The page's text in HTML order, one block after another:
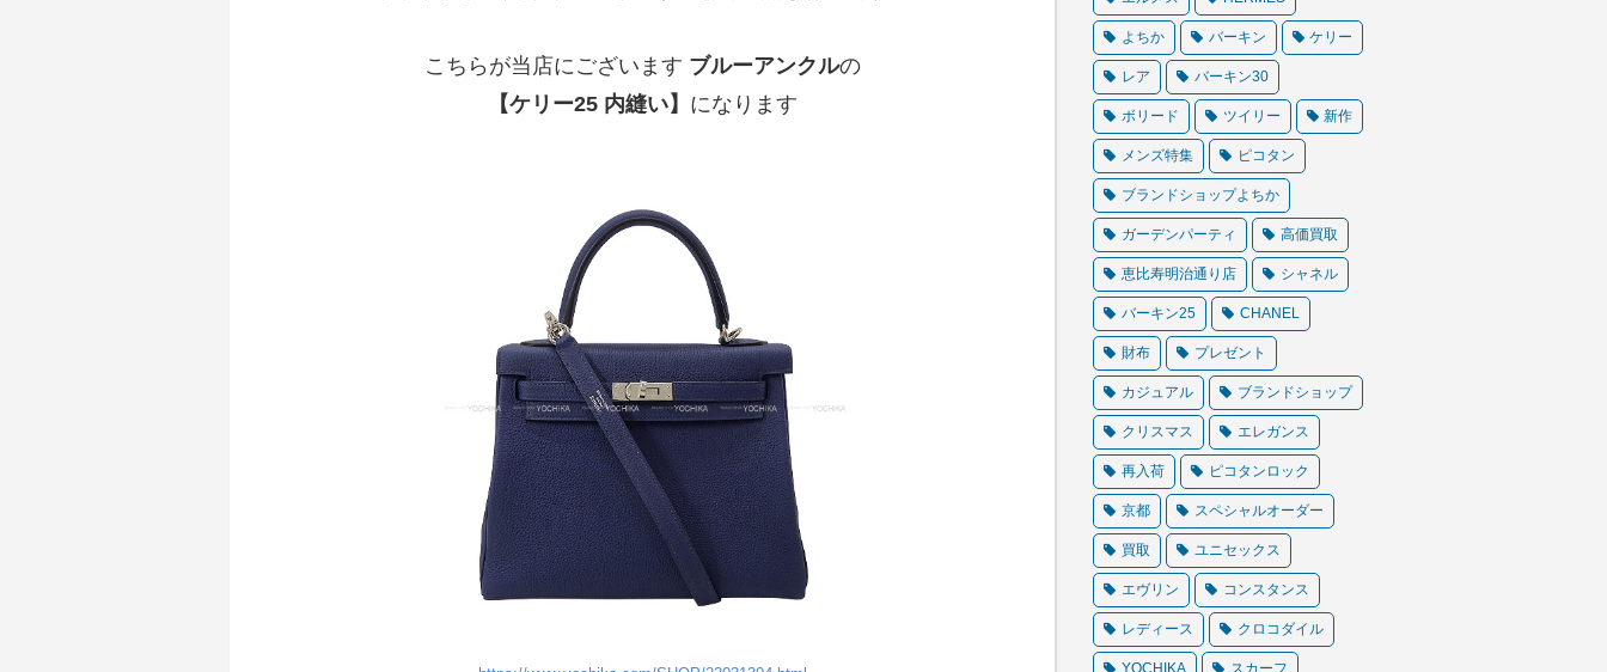
こちらが当店にございます ブルーアンクルの
【ケリー25 内縫い】 になります
よちか バーキン ケリー
レア バーキン30
ボリード ツイリー 新作
メンズ特集 ピコタン
ブランドショップよちか
ガーデンパーティ 高価買取
恵比寿明治通り店 シャネル
バーキン25 CHANEL
財布 プレゼント
カジュアル ブランドショップ
クリスマス エレガンス
再入荷 ピコタンロック
京都 スペシャルオーダー
買取 ユニセックス
エヴリン コンスタンス
レディース クロコダイル
YOCHIKA スカーフ